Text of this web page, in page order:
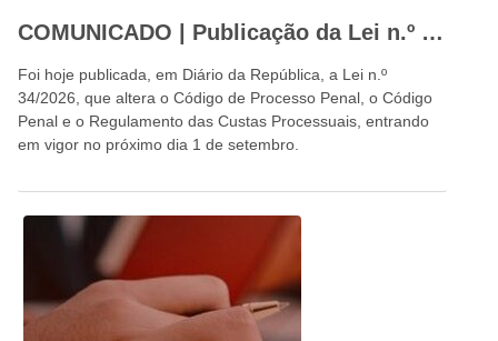
COMUNICADO | Publicação da Lei n.º 34/2026: um dia de luto para a advocacia portuguesa e para o Estado de Direito
Foi hoje publicada, em Diário da República, a Lei n.º
34/2026, que altera o Código de Processo Penal, o Código
Penal e o Regulamento das Custas Processuais, entrando
em vigor no próximo dia 1 de setembro.